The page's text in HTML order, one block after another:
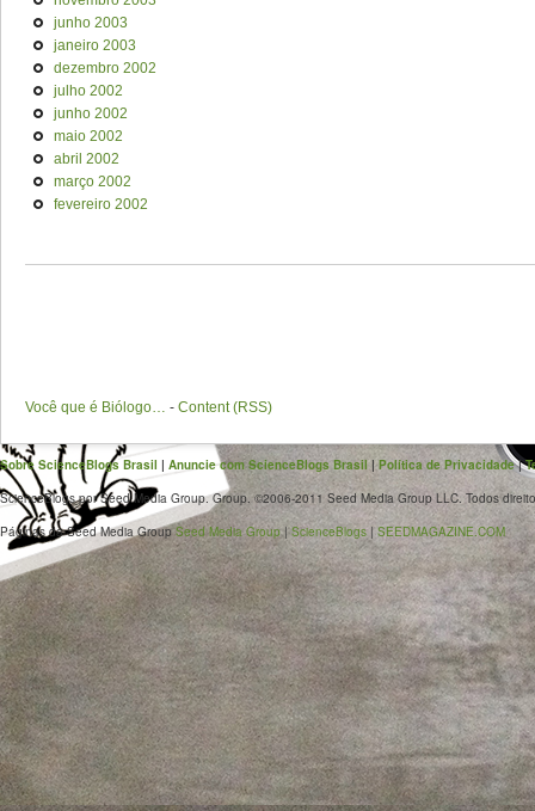
junho 2003
janeiro 2003
dezembro 2002
julho 2002
junho 2002
maio 2002
abril 2002
março 2002
fevereiro 2002
Você que é Biólogo… - Content (RSS)
Sobre ScienceBlogs Brasil | Anuncie com ScienceBlogs Brasil|Política de Privacidade|
ScienceBlogs por Seed Media Group. Group. ©2006-2011 Seed Media Group LLC. Todos
Páginas da Seed Media GroupSeed Media Group|ScienceBlogs|SEEDMAGAZINE.COM